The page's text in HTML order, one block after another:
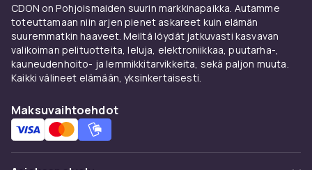
CDON on Pohjoismaiden suurin markkinapaikka. Autamme
toteuttamaan niin arjen pienet askareet kuin elämän
suuremmatkin haaveet. Meiltä löydät jatkuvasti kasvavan
valikoiman pelituotteita, leluja, elektroniikkaa, puutarha-,
kauneudenhoito- ja lemmikkitarvikkeita, sekä paljon muuta.
Kaikki välineet elämään, yksinkertaisesti.
Maksuvaihtoehdot